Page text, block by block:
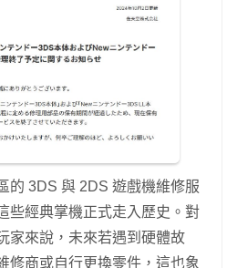
的 3DS 與 2DS 遊戲機維修服
些經典掌機正式走入歷史。對
家來說，未來若遇到硬體故
修商或自行更換零件，這也象